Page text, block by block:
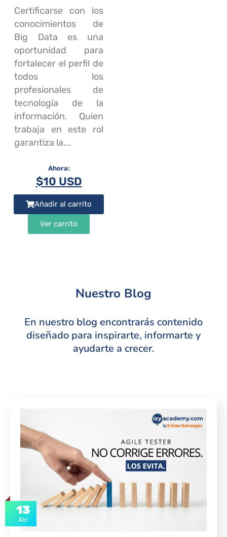
Certificarse con los
conocimientos de
Big Data es una
oportunidad para
fortalecer el perfil de
todos los
profesionales de
tecnología de la
información. Quien
trabaja en este rol
garantiza la...
$10 USD
Añadir al carrito
Ver carrito
Nuestro Blog
En nuestro blog encontrarás contenido
diseñado para inspirarte, informarte y
ayudarte a crecer.
13
Abr